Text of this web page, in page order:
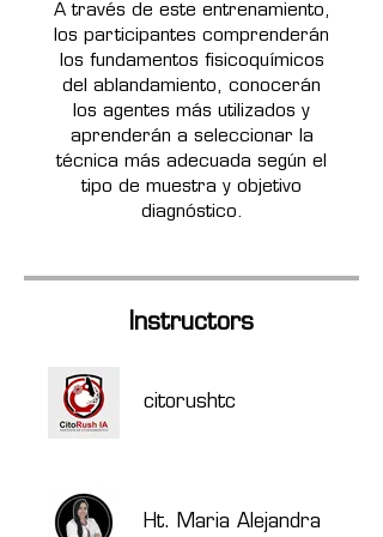
A través de este entrenamiento,
los participantes comprenderán
los fundamentos fisicoquímicos
del ablandamiento, conocerán
los agentes más utilizados y
aprenderán a seleccionar la
técnica más adecuada según el
tipo de muestra y objetivo
Instructors
citorushtc
Ht. Maria Alejandra